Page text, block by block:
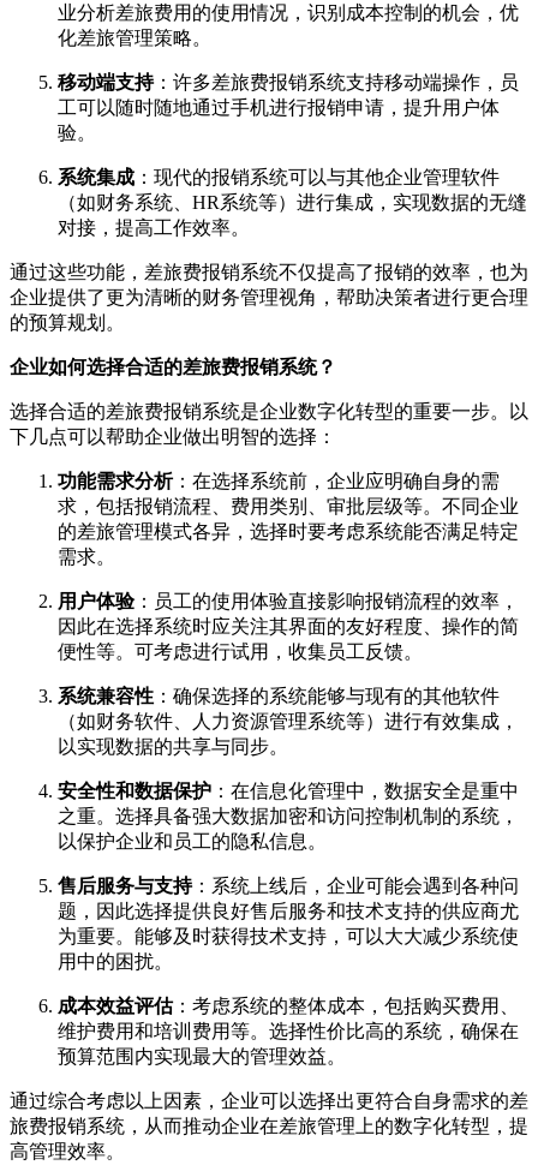
业分析差旅费用的使用情况，识别成本控制的机会，优
化差旅管理策略。
移动端支持：许多差旅费报销系统支持移动端操作，员
工可以随时随地通过手机进行报销申请，提升用户体
验。
系统集成 ：现代的报销系统可以与其他企业管理软件
（如财务系统、HR系统等）进行集成，实现数据的无缝
对接，提高工作效率。
通过这些功能，差旅费报销系统不仅提高了报销的效率，也为
企业提供了更为清晰的财务管理视角，帮助决策者进行更合理
的预算规划。
企业如何选择合适的差旅费报销系统？
选择合适的差旅费报销系统是企业数字化转型的重要一步。以
下几点可以帮助企业做出明智的选择：
功能需求分析：在选择系统前，企业应明确自身的需
求，包括报销流程、费用类别、审批层级等。不同企业
的差旅管理模式各异，选择时要考虑系统能否满足特定
需求。
用户体验：员工的使用体验直接影响报销流程的效率，
因此在选择系统时应关注其界面的友好程度、操作的简
便性等。可考虑进行试用，收集员工反馈。
系统兼容性 ：确保选择的系统能够与现有的其他软件
（如财务软件、人力资源管理系统等）进行有效集成，
以实现数据的共享与同步。
安全性和数据保护 ：在信息化管理中，数据安全是重中
之重。选择具备强大数据加密和访问控制机制的系统，
以保护企业和员工的隐私信息。
售后服务与支持：系统上线后，企业可能会遇到各种问
题，因此选择提供良好售后服务和技术支持的供应商尤
为重要。能够及时获得技术支持，可以大大减少系统使
用中的困扰。
成本效益评估：考虑系统的整体成本，包括购买费用、
维护费用和培训费用等。选择性价比高的系统，确保在
预算范围内实现最大的管理效益。
通过综合考虑以上因素，企业可以选择出更符合自身需求的差
旅费报销系统，从而推动企业在差旅管理上的数字化转型，提
高管理效率。